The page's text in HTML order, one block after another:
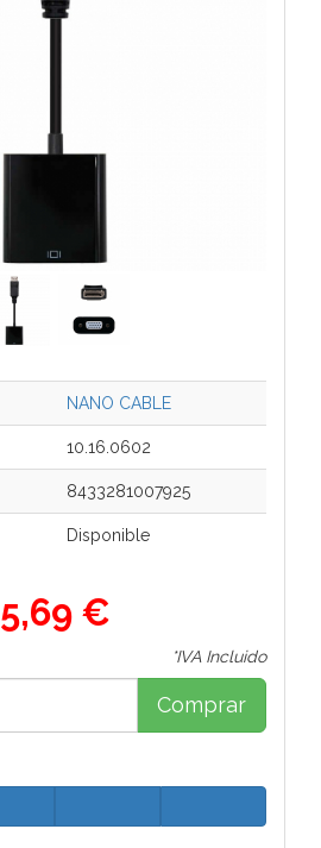
NANO CABLE
10.16.0602
8433281007925
Disponible
5,69 €
*IVA Incluido
Comprar